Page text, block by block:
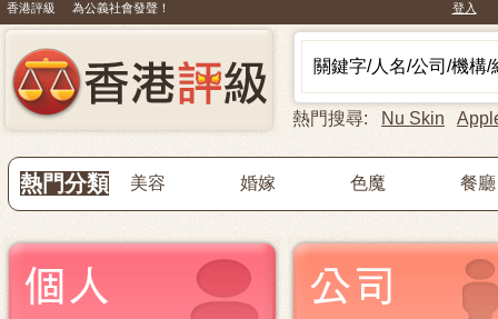
香港評級 為公義社會發聲！ 登入
熱門搜尋: Nu Skin
熱門分類 美容 婚嫁 色魔 餐廳